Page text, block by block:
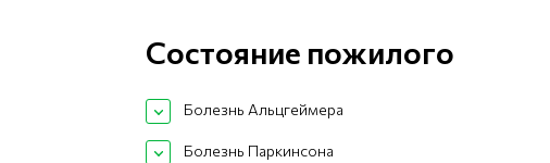
Состояние пожилого
Болезнь Альцгеймера
Болезнь Паркинсона